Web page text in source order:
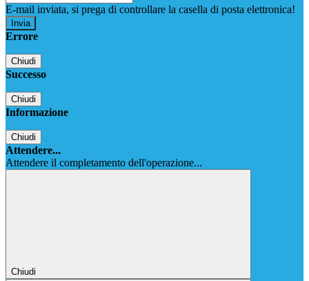
E-mail inviata, si prega di controllare la casella di posta elettronica!
Errore
Chiudi
Successo
Chiudi
Informazione
Chiudi
Attendere...
Attendere il completamento dell'operazione...
Chiudi